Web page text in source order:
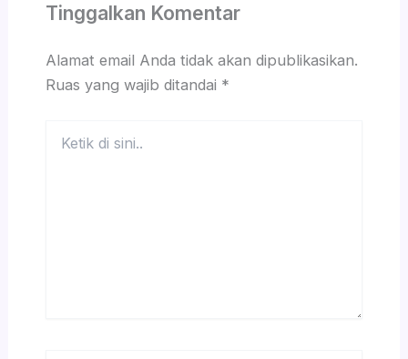
Tinggalkan Komentar
Alamat email Anda tidak akan dipublikasikan.
Ruas yang wajib ditandai *